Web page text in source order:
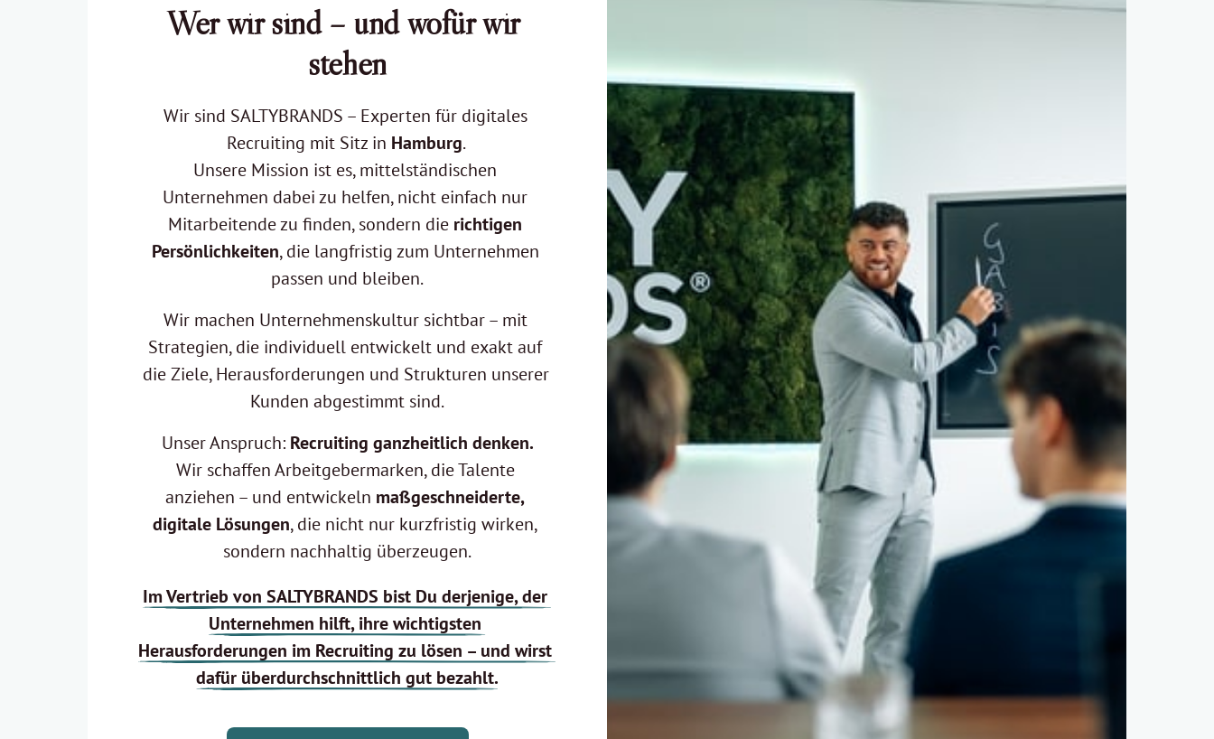
Wer wir sind – und wofür wir
stehen
Wir sind SALTYBRANDS – Experten für digitales
Recruiting mit Sitz in Hamburg.
Unsere Mission ist es, mittelständischen
Unternehmen dabei zu helfen, nicht einfach nur
Mitarbeitende zu finden, sondern die richtigen
Persönlichkeiten, die langfristig zum Unternehmen
passen und bleiben.
Wir machen Unternehmenskultur sichtbar – mit
Strategien, die individuell entwickelt und exakt auf
die Ziele, Herausforderungen und Strukturen unserer
Kunden abgestimmt sind.
Unser Anspruch:
Wir schaffen Arbeitgebermarken, die Talente
anziehen – und entwickeln maßgeschneiderte,
digitale Lösungen, die nicht nur kurzfristig wirken,
sondern nachhaltig überzeugen.
Im Vertrieb von SALTYBRANDS bist Du derjenige,
Unternehmen hilft, ihre
Herausforderungen im Recruiting zu lösen – und
dafür überdurchschnittlich gut bezahlt.